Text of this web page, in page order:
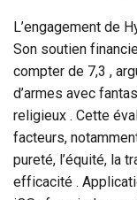
L’engagement de
Son soutien
compter de 7,3 ,
d’armes avec
religieux . Cette
facteurs,
pureté, l’équité, la
efficacité .